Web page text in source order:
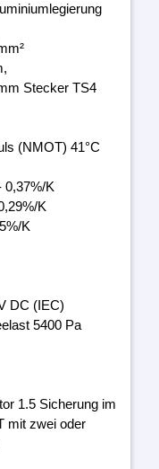
Stecker TS4
(NMOT) 41°C
0,37%/K
K
K
DC (IEC)
5400 Pa
1.5 Sicherung im
mit zwei oder